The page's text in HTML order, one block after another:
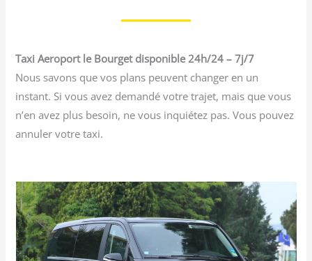
Taxi Aeroport le Bourget disponible 24h/24 – 7j/7
Nous savons que vos plans peuvent changer en un
instant. Si vous avez demandé votre trajet, mais que vous
n’en avez plus besoin, ne vous inquiétez pas. Vous pouvez
annuler votre taxi.